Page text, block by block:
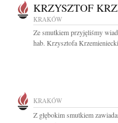
KRZYSZTOF
KRAKÓW
Ze smutkiem przyjęliśmy
hab. Krzysztofa
KRAKÓW
Z głębokim smutkiem